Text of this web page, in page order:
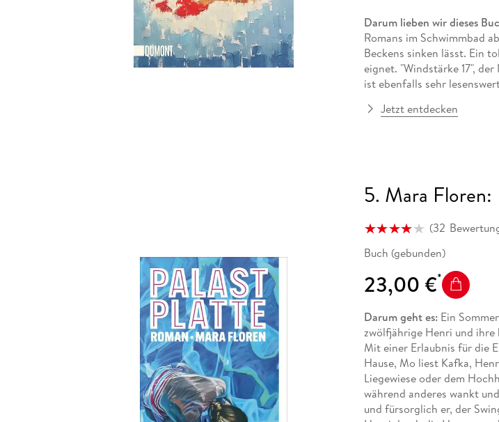
Darum lieben wir dieses
Romans im Schwimmbad
Beckens sinken lässt. Ein
eignet. "Windstärke 17",
ist ebenfalls sehr
Jetzt entdecken
5. Mara Floren:
(32
Buch (gebunden)
23,00 €
Darum geht es:Ein
zwölfjährige Henri und ihre
Mit einer Erlaubnis für die
Hause, Mo liest Kafka,
Liegewiese oder dem
während anderes wankt
und fürsorglich er, der